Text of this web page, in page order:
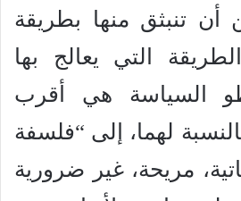
أن تنبثق منها بطريقة
التي يعالج بها
السياسة هي أقرب
لهما، إلى “فلسفة
مريحة، غير ضرورية